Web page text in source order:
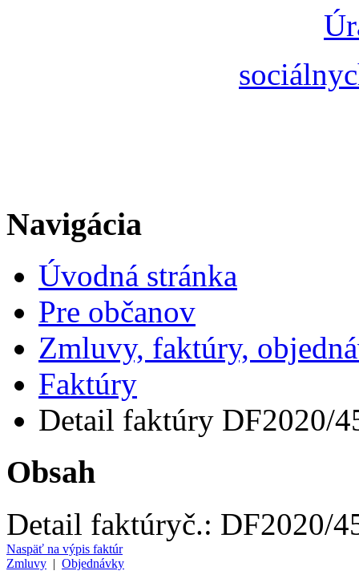
Navigácia
Úvodná stránka
Pre občanov
Zmluvy, faktúry,
Faktúry
Detail faktúry DF2020/
Obsah
Detail faktúryč.: DF2020/
Naspäť na výpis faktúr
Zmluvy | Objednávky